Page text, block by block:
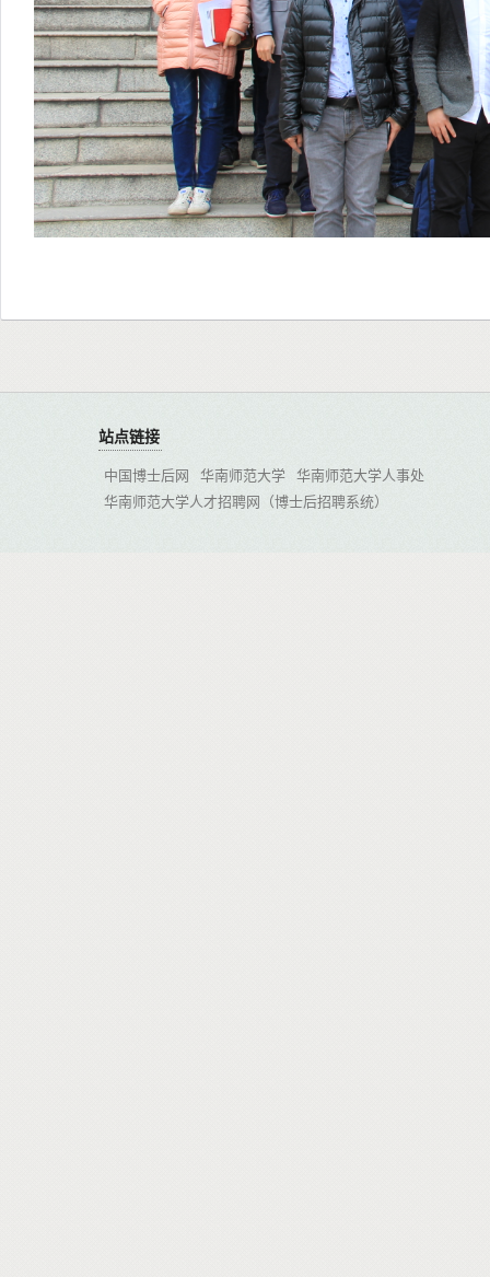
站点链接
中国博士后网 华南师范大学 华南师范大学人事处
华南师范大学人才招聘网（博士后招聘系统）